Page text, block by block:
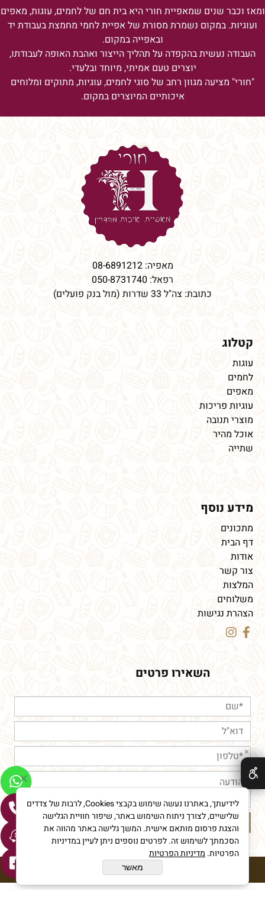
ומאז וכבר שנים שמאפיית חורי היא בית חם של לחמים, עוגות, מאפים
ועוגיות. במקום נשמרת מסורת של אפיית לחמי מחמצת בעבודת יד
ובאפייה במקום.
העבודה נעשית בהקפדה על תהליך הייצור ואהבת האופה לעבודתו,
יוצרים טעם אמיתי, מיוחד ובלעדי.
"חורי" מציעה מגוון רחב של סוגי לחמים, עוגיות, מתוקים ומלוחים
איכותיים המיוצרים במקום.
מאפיה:08-6891212
רפאל: 050-8731740
כתובת: צה"ל 33 שדרות (מול בנק פועלים)
קטלוג
עוגות
לחמים
מאפים
עוגיות פריכות
מוצרי תנובה
אוכל מהיר
שתייה
מידע נוסף
מתכונים
דף הבית
אודות
צור קשר
המלצות
משלוחים
הצהרת נגישות
השאירו פרטים
חורי מאפיית איכות © All Rights reserved
✕
לידיעתך, באתרנו נעשה שימוש בקבצי Cookies, לרבות של צדדים
שלישיים, לצורך ניתוח השימוש באתר, שיפור חוויית הגלישה
והצגת פרסום מותאם אישית. המשך גלישה באתר מהווה את
הסכמתך לשימוש זה. לפרטים נוספים ניתן לעיין במדיניות
הפרטיות. מדיניות הפרטיות
מאשר